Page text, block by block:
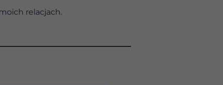
relacjach.